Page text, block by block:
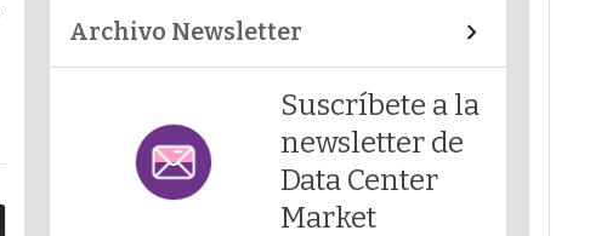
Archivo Newsletter
Suscríbete a la
newsletter de
Data Center
Market